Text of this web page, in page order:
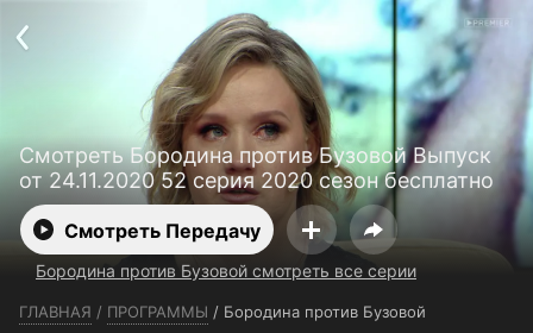
Смотреть Бородина против Бузовой Выпуск
от 24.11.2020 52 серия 2020 сезон бесплатно
Смотреть Передачу
Бородина против Бузовой смотреть все серии
ГЛАВНАЯ / ПРОГРАММЫ / Бородина против Бузовой
+7 (727) 323 10 92
Пользовательское соглашение
Политика конфиденциальности
Открыть приложение
Ввести промокод